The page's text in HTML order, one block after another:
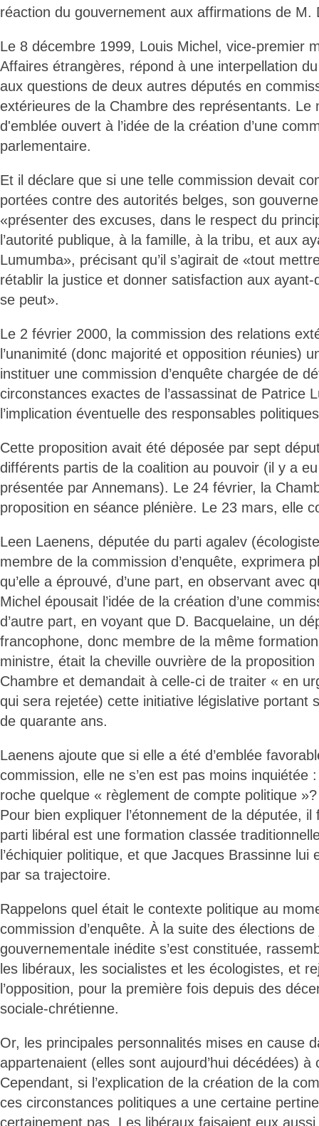
réaction du gouvernement aux affirmations de M.
Le 8 décembre 1999, Louis Michel, vice-premier
Affaires étrangères, répond à une interpellation
aux questions de deux autres députés en
extérieures de la Chambre des représentants. Le
d'emblée ouvert à l’idée de la création d’une
parlementaire.
Et il déclare que si une telle commission devait
portées contre des autorités belges, son
«présenter des excuses, dans le respect du
l’autorité publique, à la famille, à la tribu, et aux
Lumumba», précisant qu’il s’agirait de «tout
rétablir la justice et donner satisfaction aux
se peut».
Le 2 février 2000, la commission des relations
l’unanimité (donc majorité et opposition réunies)
instituer une commission d’enquête chargée de
circonstances exactes de l’assassinat de Patrice
l’implication éventuelle des responsables
Cette proposition avait été déposée par sept
différents partis de la coalition au pouvoir (il y a
présentée par Annemans). Le 24 février, la
proposition en séance plénière. Le 23 mars, elle
Leen Laenens, députée du parti agalev
membre de la commission d’enquête, exprimera
qu’elle a éprouvé, d’une part, en observant avec
Michel épousait l’idée de la création d’une
d’autre part, en voyant que D. Bacquelaine, un
francophone, donc membre de la même
ministre, était la cheville ouvrière de la
Chambre et demandait à celle-ci de traiter « en
qui sera rejetée) cette initiative législative portant
de quarante ans.
Laenens ajoute que si elle a été d’emblée
commission, elle ne s’en est pas moins inquiétée
roche quelque « règlement de compte politique »?
Pour bien expliquer l’étonnement de la députée,
parti libéral est une formation classée
l’échiquier politique, et que Jacques Brassinne
par sa trajectoire.
Rappelons quel était le contexte politique au
commission d’enquête. À la suite des élections
gouvernementale inédite s’est constituée,
les libéraux, les socialistes et les écologistes, et
l’opposition, pour la première fois depuis des
sociale-chrétienne.
Or, les principales personnalités mises en cause
appartenaient (elles sont aujourd’hui décédées) à
Cependant, si l’explication de la création de la
ces circonstances politiques a une certaine
certainement pas. Les libéraux faisaient eux